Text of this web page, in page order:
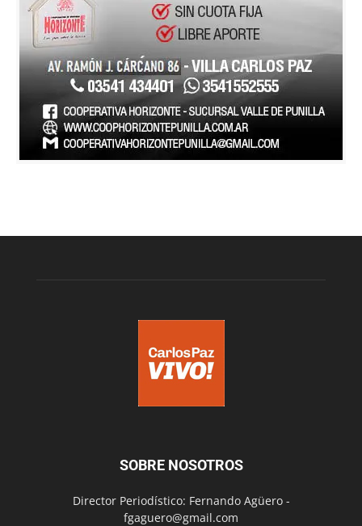
SOBRE NOSOTROS
Director Periodístico: Fernando Agüero -
fgaguero@gmail.com